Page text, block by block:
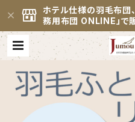
ホテル仕様の羽毛布団
務用布団 ONLINE」で